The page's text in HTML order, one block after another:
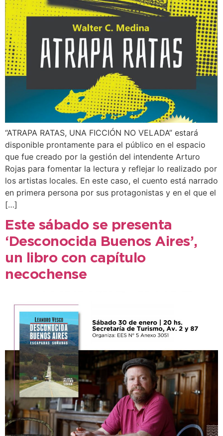
“ATRAPA RATAS, UNA FICCIÓN NO VELADA” estará
disponible prontamente para el público en el espacio
que fue creado por la gestión del intendente Arturo
Rojas para fomentar la lectura y reflejar lo realizado por
los artistas locales. En este caso, el cuento está narrado
en primera persona por sus protagonistas y en el que el
[…]
Este sábado se presenta
‘Desconocida Buenos Aires’,
un libro con capítulo
necochense